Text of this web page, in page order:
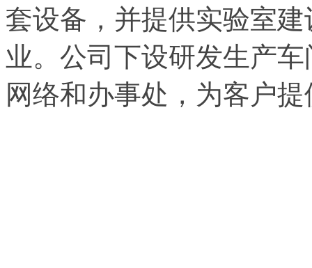
套设备，并提供实验室
业。公司下设研发生产
网络和办事处，为客户